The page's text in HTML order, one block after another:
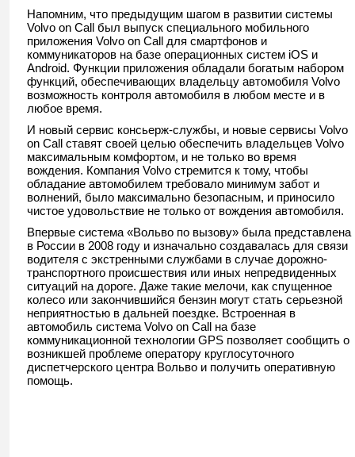
Напомним, что предыдущим шагом в развитии системы
Volvo on Call был выпуск специального мобильного
приложения Volvo on Call для смартфонов и
коммуникаторов на базе операционных систем iOS и
Android. Функции приложения обладали богатым набором
функций, обеспечивающих владельцу автомобиля Volvo
возможность контроля автомобиля в любом месте и в
любое время.
И новый сервис консьерж-службы, и новые сервисы Volvo
on Call ставят своей целью обеспечить владельцев Volvo
максимальным комфортом, и не только во время
вождения. Компания Volvo стремится к тому, чтобы
обладание автомобилем требовало минимум забот и
волнений, было максимально безопасным, и приносило
чистое удовольствие не только от вождения автомобиля.
Впервые система «Вольво по вызову» была представлена
в России в 2008 году и изначально создавалась для связи
водителя с экстренными службами в случае дорожно-
транспортного происшествия или иных непредвиденных
ситуаций на дороге. Даже такие мелочи, как спущенное
колесо или закончившийся бензин могут стать серьезной
неприятностью в дальней поездке. Встроенная в
автомобиль система Volvo on Call на базе
коммуникационной технологии GPS позволяет сообщить о
возникшей проблеме оператору круглосуточного
диспетчерского центра Вольво и получить оперативную
помощь.